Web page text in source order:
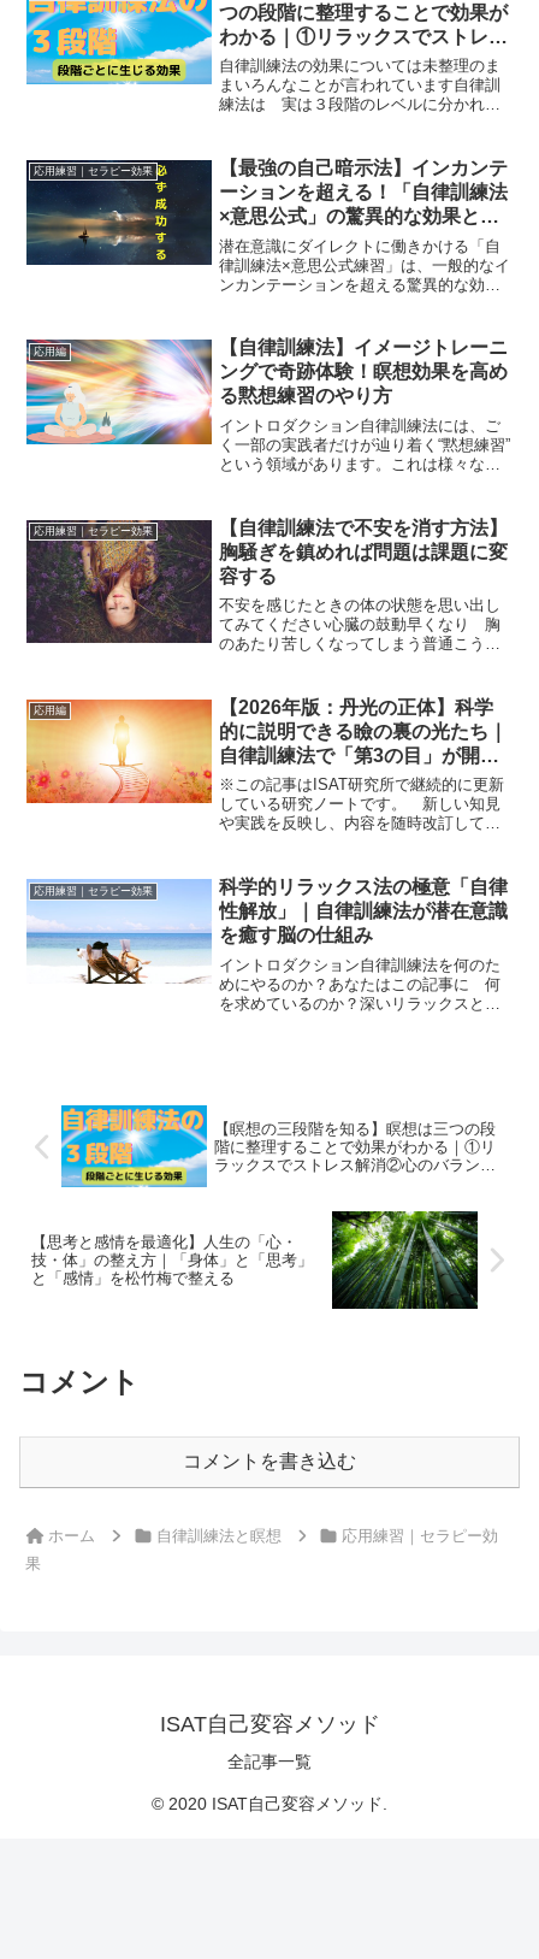
つの段階に整理することで効果が
わかる｜①リラックスでストレス
解消②心のバランスが整う③内な
る気づきの世界へ
自律訓練法の効果については未整理のま
まいろんなことが言われています自律訓
練法は 実は３段階のレベルに分かれる
と 練習中の体感や今感じている効果な
どについてもよくわからなく...
応用練習｜セラピー効果
【最強の自己暗示法】インカンテ
ーションを超える！「自律訓練法
×意思公式」の驚異的な効果と
は？
潜在意識にダイレクトに働きかける「自
律訓練法×意思公式練習」は、一般的なイ
ンカンテーションを超える驚異的な効果
き寄せる方法を解説します。★他者暗示
の参考記事はこちら ...
応用編
【自律訓練法】イメージトレーニ
ングで奇跡体験！瞑想効果を高め
る黙想練習のやり方
イントロダクション自律訓練法には、ご
く一部の実践者だけが辿り着く“黙想練習”
という領域があります。これは様々なイ
り、鮮明なイメージが流れ出し、ときに
人生の方向性までも照...
応用練習｜セラピー効果
【自律訓練法で不安を消す方法】
胸騒ぎを鎮めれば問題は課題に変
容する
不安を感じたときの体の状態を思い出し
てみてください心臓の鼓動早くなり 胸
のあたり苦しくなってしまう普通こうな
胸に手を当てると落ち着いたりもします
が今回は胸騒ぎを鎮めれば...
応用編
【2026年版：丹光の正体】科学
的に説明できる瞼の裏の光たち｜
自律訓練法で「第3の目」が開く
とき潜在意識が動き出す
※この記事はISAT研究所で継続的に更新
している研究ノートです。 新しい知見
や実践を反映し、内容を随時改訂してい
に見える光についての希少な解説です。
長...
応用練習｜セラピー効果
科学的リラックス法の極意「自律
性解放」｜自律訓練法が潜在意識
を癒す脳の仕組み
イントロダクション自律訓練法を何のた
めにやるのか？あなたはこの記事に 何
を求めているのか？深いリラックスと穏
【瞑想の三段階を知る】瞑想は三つの段
階に整理することで効果がわかる｜①リ
ラックスでストレス解消②心のバランス
【思考と感情を最適化】人生の「心・
技・体」の整え方｜「身体」と「思考」
と「感情」を松竹梅で整える
コメント
コメントを書き込む
ホーム 自律訓練法と瞑想
応用練習｜セラピー効
果
ISAT自己変容メソッド
全記事一覧
© 2020 ISAT自己変容メソッド.